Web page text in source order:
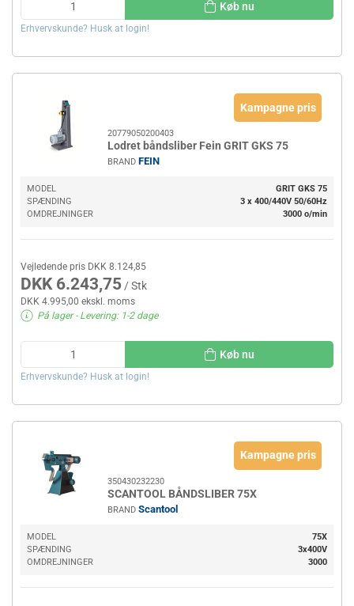
Køb nu
Erhvervskunde? Husk at login!
Kampagne pris
20779050200403
Lodret båndsliber Fein GRIT GKS 75
BRAND FEIN
MODEL
GRIT GKS 75
SPÆNDING
3 x 400/440V 50/60Hz
OMDREJNINGER
3000 o/min
Vejledende pris DKK 8.124,85
DKK 6.243,75 / Stk
DKK 4.995,00 ekskl. moms
På lager- Levering: 1-2 dage
Køb nu
Erhvervskunde? Husk at login!
Kampagne pris
350430232230
SCANTOOL BÅNDSLIBER 75X
BRAND Scantool
MODEL
75X
SPÆNDING
3x400V
OMDREJNINGER
3000